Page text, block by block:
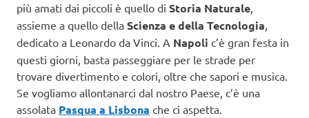
più amati dai piccoli è quello di Storia Naturale,
assieme a quello della Scienza e della Tecnologia,
dedicato a Leonardo da Vinci. A Napoli c’è gran festa in
questi giorni, basta passeggiare per le strade per
trovare divertimento e colori, oltre che sapori e musica.
Se vogliamo allontanarci dal nostro Paese, c’è una
assolata Pasqua a Lisbona che ci aspetta.